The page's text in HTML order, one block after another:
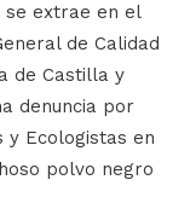
se extrae en el
de Calidad
de Castilla y
denuncia por
y Ecologistas en
polvo negro